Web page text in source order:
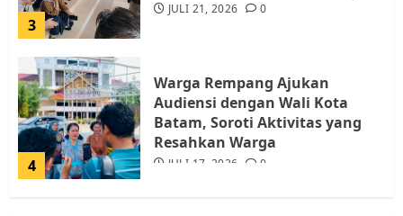
3
JULI 21, 2026 0
4
Warga Rempang Ajukan
Audiensi dengan Wali Kota
Batam, Soroti Aktivitas yang
Resahkan Warga
JULI 17, 2026 0